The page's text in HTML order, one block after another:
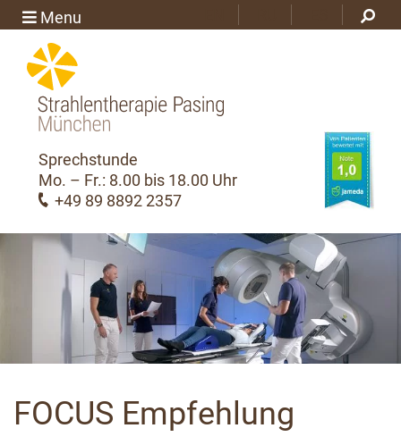
Menu
Sprechstunde
Mo. – Fr.: 8.00 bis 18.00 Uhr
+49 89 8892 2357
FOCUS Empfehlung